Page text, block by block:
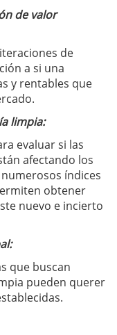
de valor
de
a si una
y rentables que
limpia:
evaluar si las
afectando los
índices
obtener
nuevo e incierto
que buscan
pueden querer